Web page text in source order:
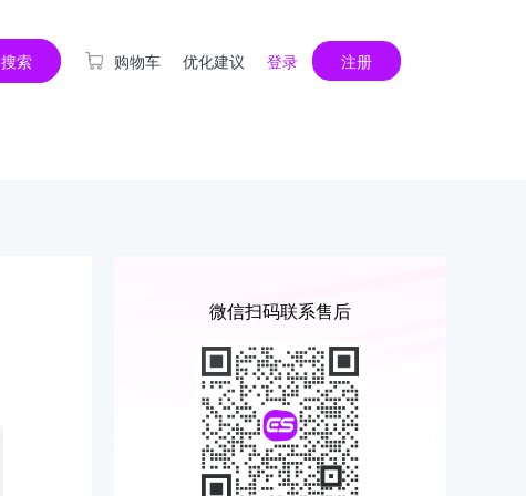
搜索 购物车 优化建议 登录 注册
微信扫码联系售后